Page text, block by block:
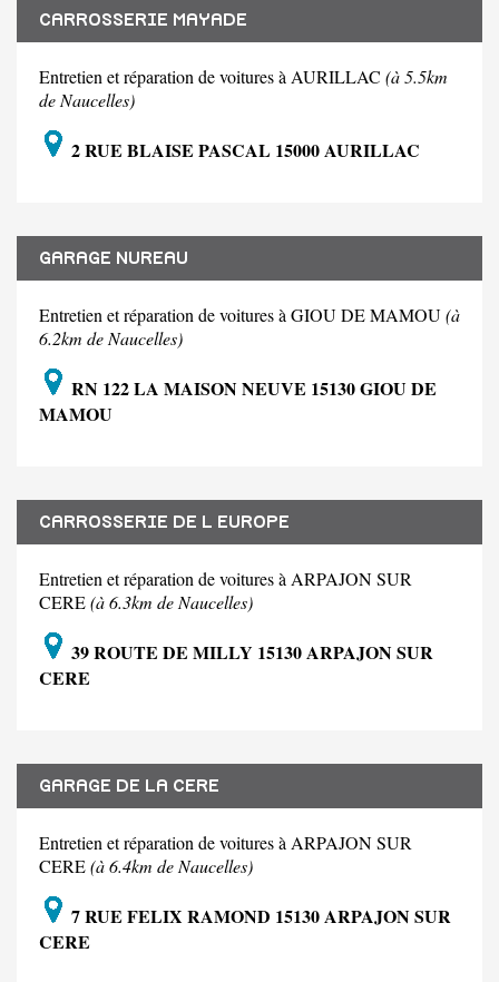
CARROSSERIE MAYADE
Entretien et réparation de voitures à AURILLAC (à 5.5km
de Naucelles)
2 RUE BLAISE PASCAL 15000 AURILLAC
GARAGE NUREAU
Entretien et réparation de voitures à GIOU DE MAMOU(à
6.2km de Naucelles)
RN 122 LA MAISON NEUVE 15130 GIOU DE
MAMOU
CARROSSERIE DE L EUROPE
Entretien et réparation de voitures à ARPAJON SUR
CERE(à 6.3km de Naucelles)
39 ROUTE DE MILLY 15130 ARPAJON SUR
CERE
GARAGE DE LA CERE
Entretien et réparation de voitures à ARPAJON SUR
CERE(à 6.4km de Naucelles)
7 RUE FELIX RAMOND 15130 ARPAJON SUR
CERE